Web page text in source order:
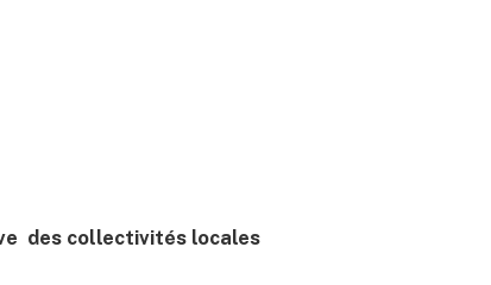
des collectivités locales